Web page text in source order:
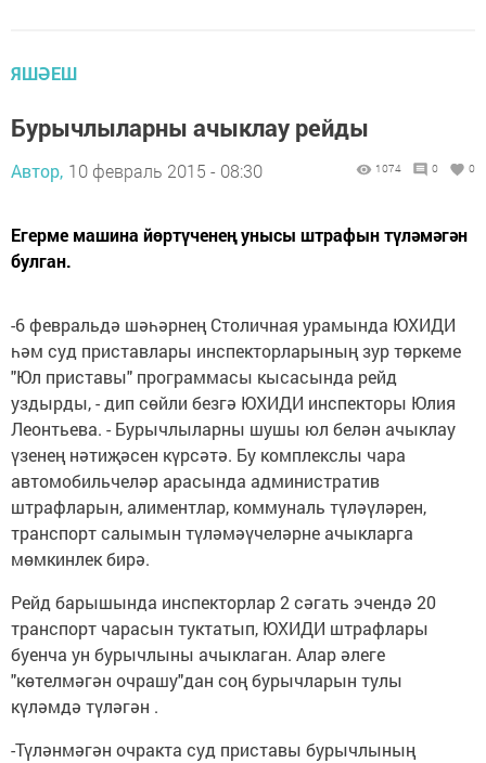
ЯШӘЕШ
Бурычлыларны ачыклау рейды
Автор, 10 февраль 2015 - 08:30 1074 0 0
Егерме машина йөртүченең унысы штрафын түләмәгән
булган.
-6 февральдә шәһәрнең Столичная урамында ЮХИДИ
һәм суд приставлары инспекторларының зур төркеме
"Юл приставы" программасы кысасында рейд
уздырды, - дип сөйли безгә ЮХИДИ инспекторы Юлия
Леонтьева. - Бурычлыларны шушы юл белән ачыклау
үзенең нәтиҗәсен күрсәтә. Бу комплекслы чара
автомобильчеләр арасында административ
штрафларын, алиментлар, коммуналь түләүләрен,
транспорт салымын түләмәүчеләрне ачыкларга
мөмкинлек бирә.
Рейд барышында инспекторлар 2 сәгать эчендә 20
транспорт чарасын туктатып, ЮХИДИ штрафлары
буенча ун бурычлыны ачыклаган. Алар әлеге
"көтелмәгән очрашу"дан соң бурычларын тулы
күләмдә түләгән .
-Түләнмәгән очракта суд приставы бурычлының